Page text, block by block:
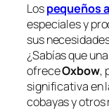
Lospequeños
especiales y
sus
¿Sabías que
ofreceOxbow,
significativa en
cobayas y otros